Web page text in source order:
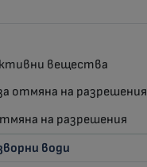
вещества
отмяна на разрешения
на разрешения
води